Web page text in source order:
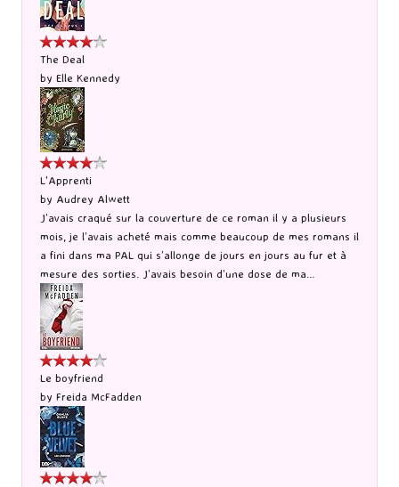
The Deal
by Elle Kennedy
L'Apprenti
by Audrey Alwett
J’avais craqué sur la couverture de ce roman il y a plusieurs
mois, je l’avais acheté mais comme beaucoup de mes romans il
a fini dans ma PAL qui s’allonge de jours en jours au fur et à
mesure des sorties. J’avais besoin d’une dose de ma...
Le boyfriend
by Freida McFadden